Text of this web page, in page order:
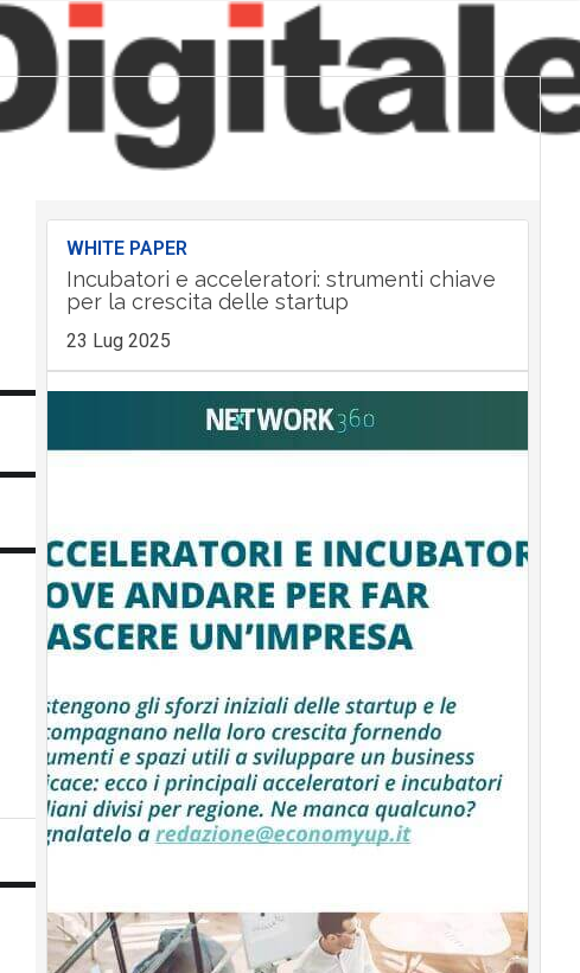
WHITE PAPER
Incubatori e acceleratori: strumenti chiave
per la crescita delle startup
23 Lug 2025